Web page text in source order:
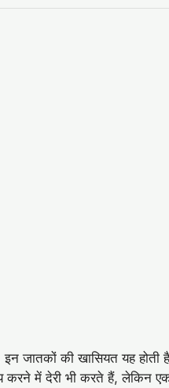
जातकों की खासियत यह होती
में देरी भी करते हैं, लेकिन